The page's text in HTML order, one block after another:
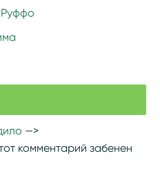
комментарий забенен